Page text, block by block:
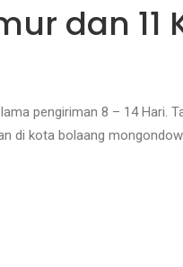
dan 11
pengiriman 8 – 14 Hari.
di kota bolaang